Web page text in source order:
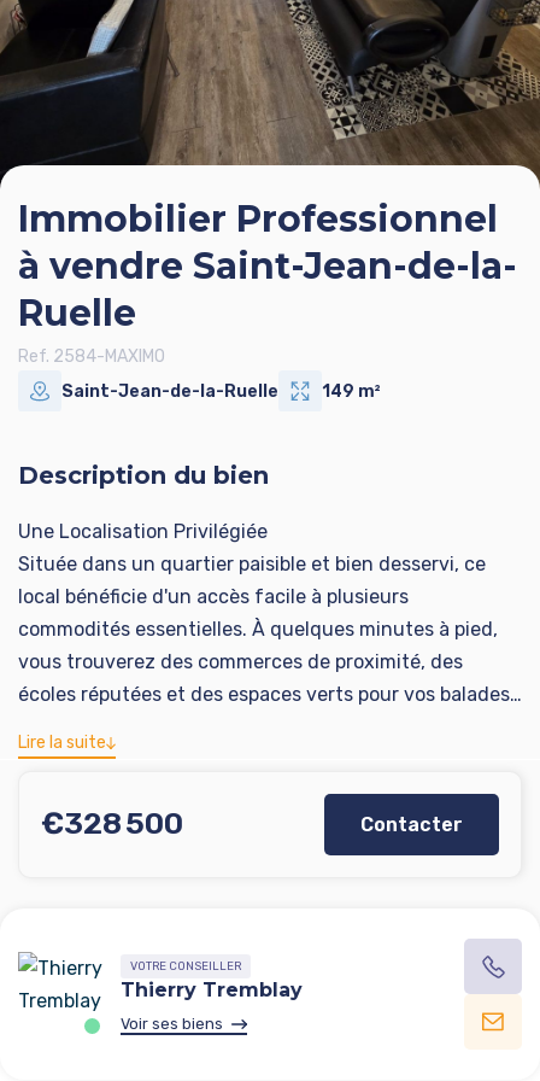
Immobilier Professionnel
à vendre Saint-Jean-de-la-
Ruelle
Ref. 2584-MAXIMO
Saint-Jean-de-la-Ruelle
149 m²
Description du bien
Une Localisation Privilégiée
Située dans un quartier paisible et bien desservi, ce
local bénéficie d'un accès facile à plusieurs
commodités essentielles. À quelques minutes à pied,
vous trouverez des commerces de proximité, des
écoles réputées et des espaces verts pour vos balades
également à proximité, facilitant vos déplacements
quotidiens. Accès rapide Tangentielle et autoroute
Venez découvrir ce fabuleux local traversant Nord/Sud
entièrement refais et offrant de multiples possibilités
3.1m il saura vous séduire par son authenticité et sa
rénovation effectuer avec soin et goût.
Cet endroit est idéal pour un investisseur cherchant
Lire la suite
€328 500 Contacter
VOTRE CONSEILLER
Thierry Tremblay
Voir ses biens